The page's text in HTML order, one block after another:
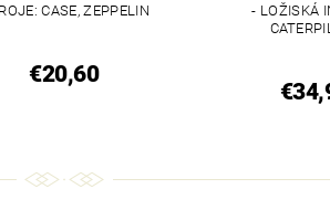
CASE, ZEPPELIN
€20,60
- LOŽISKÁ